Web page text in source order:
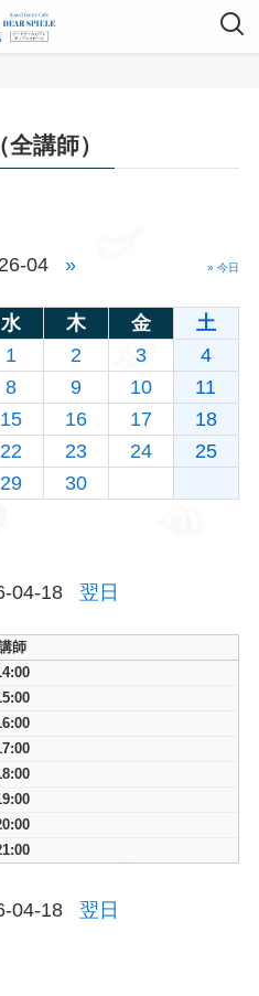
講師）
04 » » 今日
水 木 金
土
1
2 3
4
8 9 10
11
15 16 17
18
22 23 24
25
29 30
04-18 翌日
師
04-18 翌日